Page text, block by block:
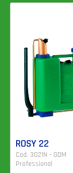
ROSY 22
Cod. 3021N - GDM
Professional